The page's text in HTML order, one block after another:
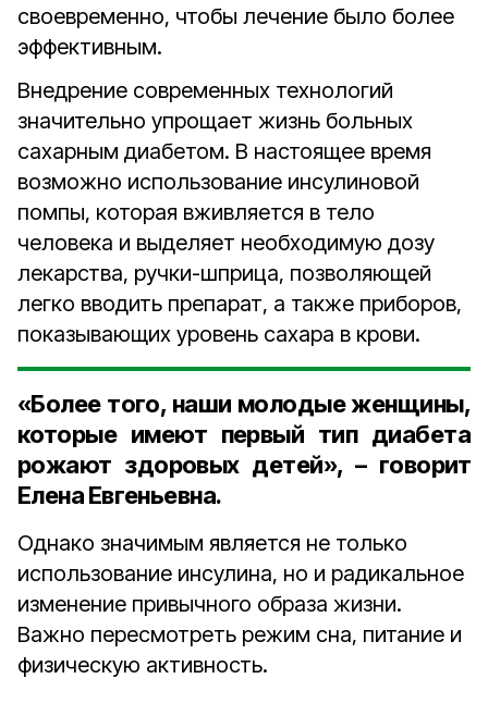
своевременно, чтобы лечение было более
эффективным.
Внедрение современных технологий
значительно упрощает жизнь больных
сахарным диабетом. В настоящее время
возможно использование инсулиновой
помпы, которая вживляется в тело
человека и выделяет необходимую дозу
лекарства, ручки-шприца, позволяющей
легко вводить препарат, а также приборов,
показывающих уровень сахара в крови.
«Более того, наши молодые женщины,
которые имеют первый тип диабета
рожают здоровых детей», – говорит
Елена Евгеньевна.
Однако значимым является не только
использование инсулина, но и радикальное
изменение привычного образа жизни.
Важно пересмотреть режим сна, питание и
физическую активность.